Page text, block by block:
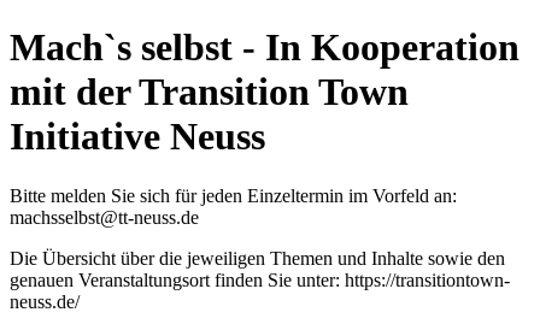
Mach`s selbst - In Kooperation
mit der Transition Town
Initiative Neuss
Bitte melden Sie sich für jeden Einzeltermin im Vorfeld an:
machsselbst@tt-neuss.de
Die Übersicht über die jeweiligen Themen und Inhalte sowie den
genauen Veranstaltungsort finden Sie unter: https://transitiontown-
neuss.de/